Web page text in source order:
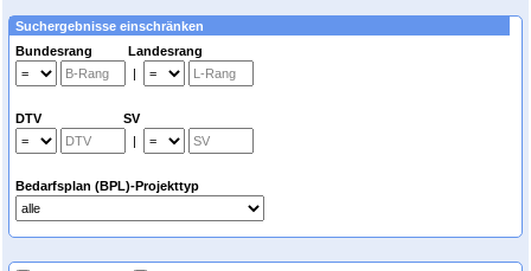
Suchergebnisse einschränken
Bundesrang Landesrang
|
DTV SV
|
Bedarfsplan (BPL)-Projekttyp